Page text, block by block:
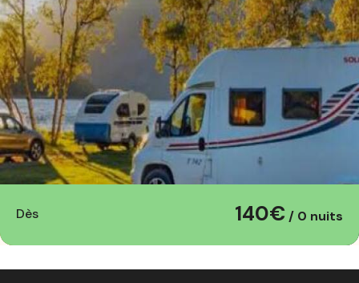
Dès 140€ / 0 nuits